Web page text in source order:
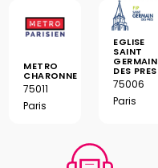
METRO
CHARONNE
75011
Paris
EGLISE
SAINT
GERMAIN
DES PRES
75006
Paris